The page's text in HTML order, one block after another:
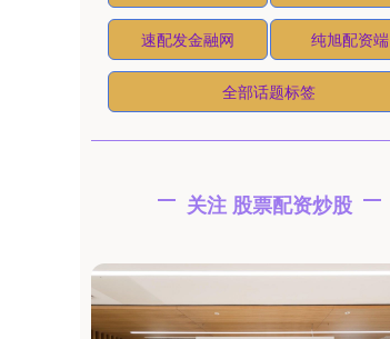
速配发金融网 纯旭配资端
全部话题标签
关注 股票配资炒股